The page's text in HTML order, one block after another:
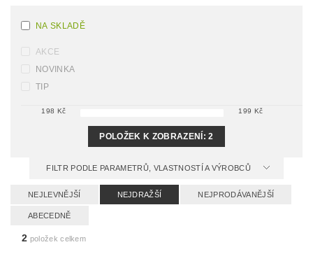
NA SKLADĚ
AKCE
NOVINKA
TIP
198 Kč 199 Kč
POLOŽEK K ZOBRAZENÍ:2
FILTR PODLE PARAMETRŮ, VLASTNOSTÍ A VÝROBCŮ
NEJLEVNĚJŠÍ NEJDRAŽŠÍ NEJPRODÁVANĚJŠÍ
ABECEDNĚ
2 položek celkem